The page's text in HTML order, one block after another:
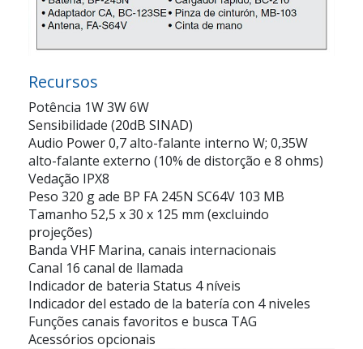
Recursos
Potência 1W 3W 6W
Sensibilidade (20dB SINAD)
Audio Power 0,7 alto-falante interno W; 0,35W
alto-falante externo (10% de distorção e 8 ohms)
Vedação IPX8
Peso 320 g ade BP FA 245N SC64V 103 MB
Tamanho 52,5 x 30 x 125 mm (excluindo
projeções)
Banda VHF Marina, canais internacionais
Canal 16 canal de llamada
Indicador de bateria Status 4 níveis
Indicador del estado de la batería con 4 niveles
Funções canais favoritos e busca TAG
Acessórios opcionais